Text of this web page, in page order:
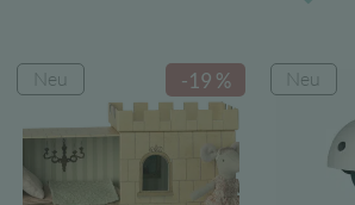
-19 %
Neu Neu